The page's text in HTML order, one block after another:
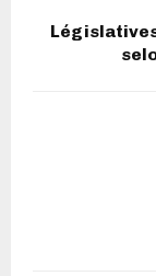
Législatives